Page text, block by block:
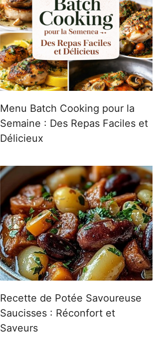
Menu Batch Cooking pour la
Semaine : Des Repas Faciles et
Délicieux
Recette de Potée Savoureuse
Saucisses : Réconfort et
Saveurs